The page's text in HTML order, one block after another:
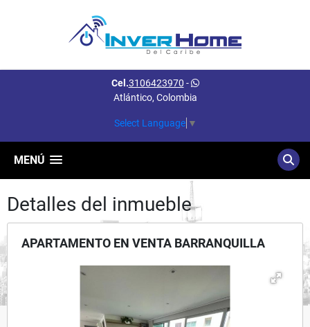
Cel.3106423970 -
Atlántico, Colombia
Select Language ▼
MENÚ
Detalles del inmueble
APARTAMENTO EN VENTA BARRANQUILLA